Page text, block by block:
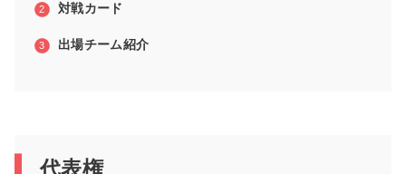
対戦カード
出場チーム紹介
代表権